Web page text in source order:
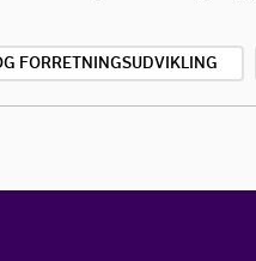
FORRETNINGSUDVIKLING